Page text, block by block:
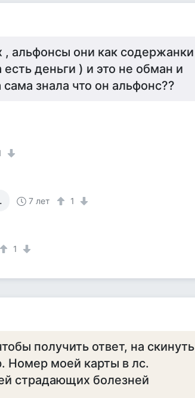
альфонсы они как содержанки
деньги ) и это не обман и
знала что он альфонс??
7 лет 1
1
получить ответ, на скинуть
Номер моей карты в лс.
страдающих болезней